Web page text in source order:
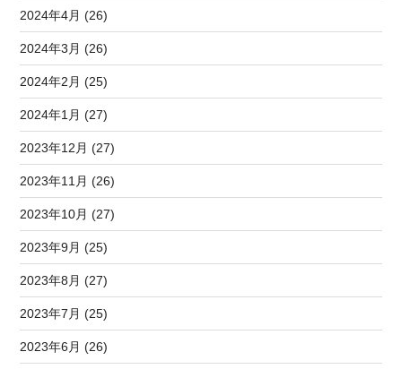
2024年4月 (26)
2024年3月 (26)
2024年2月 (25)
2024年1月 (27)
2023年12月 (27)
2023年11月 (26)
2023年10月 (27)
2023年9月 (25)
2023年8月 (27)
2023年7月 (25)
2023年6月 (26)